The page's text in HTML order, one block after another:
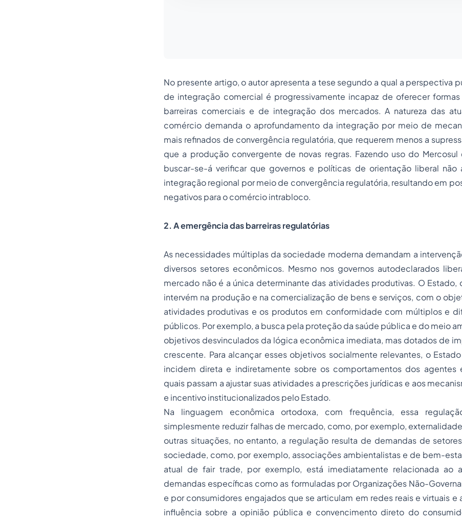
No presente artigo, o autor apresenta a tese segundo a qual a perspectiva
de integração comercial é progressivamente incapaz de oferecer
barreiras comerciais e de integração dos mercados. A natureza das
comércio demanda o aprofundamento da integração por meio de
mais refinados de convergência regulatória, que requerem menos a
que a produção convergente de novas regras. Fazendo uso do
buscar-se-á verificar que governos e políticas de orientação liberal não
integração regional por meio de convergência regulatória, resultando em
negativos para o comércio intrabloco.
2. A emergência das barreiras regulatórias
As necessidades múltiplas da sociedade moderna demandam a
diversos setores econômicos. Mesmo nos governos autodeclarados
mercado não é a única determinante das atividades produtivas. O Estado,
intervém na produção e na comercialização de bens e serviços, com o
atividades produtivas e os produtos em conformidade com múltiplos e
públicos. Por exemplo, a busca pela proteção da saúde pública e do meio
objetivos desvinculados da lógica econômica imediata, mas dotados de
crescente. Para alcançar esses objetivos socialmente relevantes, o
incidem direta e indiretamente sobre os comportamentos dos agentes
quais passam a ajustar suas atividades a prescrições jurídicas e aos
e incentivo institucionalizados pelo Estado.
Na linguagem econômica ortodoxa, com frequência, essa
simplesmente reduzir falhas de mercado, como, por exemplo,
outras situações, no entanto, a regulação resulta de demandas de
sociedade, como, por exemplo, associações ambientalistas e de bem-
atual de fair trade, por exemplo, está imediatamente relacionada ao
demandas específicas como as formuladas por Organizações Não-
e por consumidores engajados que se articulam em redes reais e virtuais e
influência sobre a opinião pública e convencimento direto do